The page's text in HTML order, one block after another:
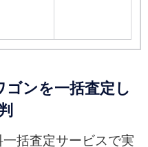
ゴンを一括査定し
括査定サービスで実